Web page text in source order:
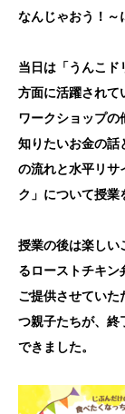
なんじゃおう！～
当日は「うんこド
方面に活躍されて
ワークショップの
知りたいお金の話
の流れと水平リサ
ク」について授業
授業の後は楽しい
るローストチキン
ご提供させていた
つ親子たちが、終
できました。